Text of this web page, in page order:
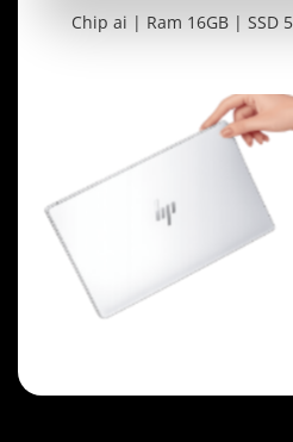
là:
Chip ai | Ram 16GB | SSD